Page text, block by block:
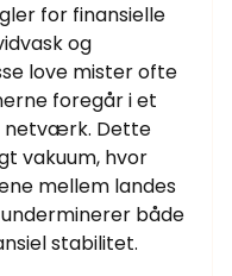
for finansielle
og
love mister ofte
foregår i et
netværk. Dette
vakuum, hvor
mellem landes
både
stabilitet.